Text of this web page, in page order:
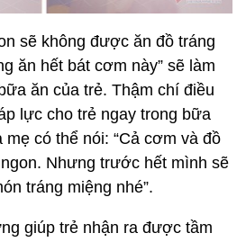
sẽ không được ăn đồ tráng
ăn hết bát cơm này” sẽ làm
ăn của trẻ. Thậm chí điều
lực cho trẻ ngay trong bữa
mẹ có thể nói: “Cả cơm và đồ
Nhưng trước hết mình sẽ
tráng miệng nhé”.
giúp trẻ nhận ra được tầm